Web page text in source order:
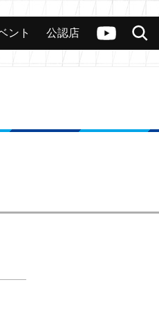
ヴァンガードch
検索
公認店舗 その他
ント 公認店